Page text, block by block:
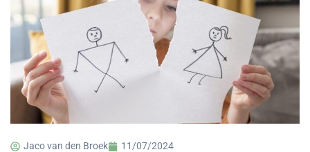
Jaco van den Broek
11/07/2024